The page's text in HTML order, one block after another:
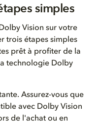
simples
Dolby Vision sur votre
trois étapes simples
prêt à profiter de la
technologie Dolby
. Assurez-vous que
avec Dolby Vision
de l'achat ou en